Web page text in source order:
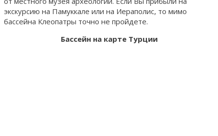
экскурсию на Памуккале или на Иераполис, то мимо
бассейна Клеопатры точно не пройдете.
Бассейн на карте Турции